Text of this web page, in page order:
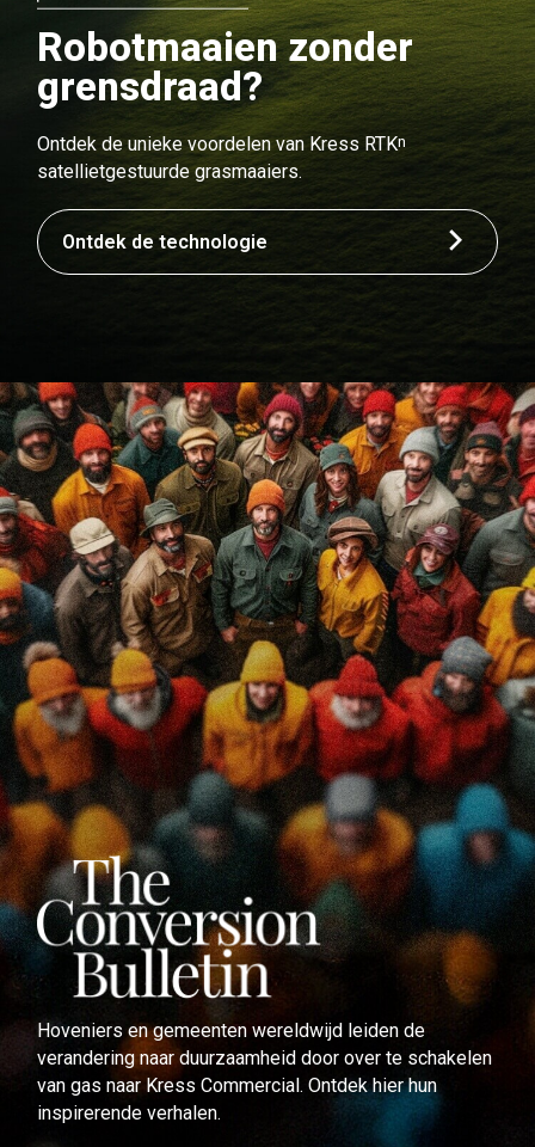
Robotmaaien zonder
grensdraad?
Ontdek de unieke voordelen van Kress RTKn
satellietgestuurde grasmaaiers.
Ontdek de technologie
Hoveniers en gemeenten wereldwijd leiden de
verandering naar duurzaamheid door over te schakelen
van gas naar Kress Commercial. Ontdek hier hun
inspirerende verhalen.